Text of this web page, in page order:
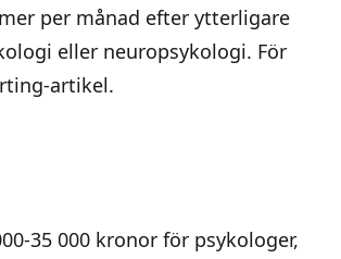
per månad efter ytterligare
eller neuropsykologi. För
artikel.
35 000 kronor för psykologer,